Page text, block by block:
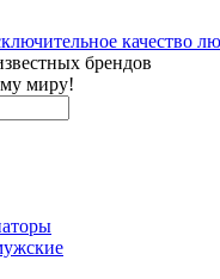
брендов
миру!